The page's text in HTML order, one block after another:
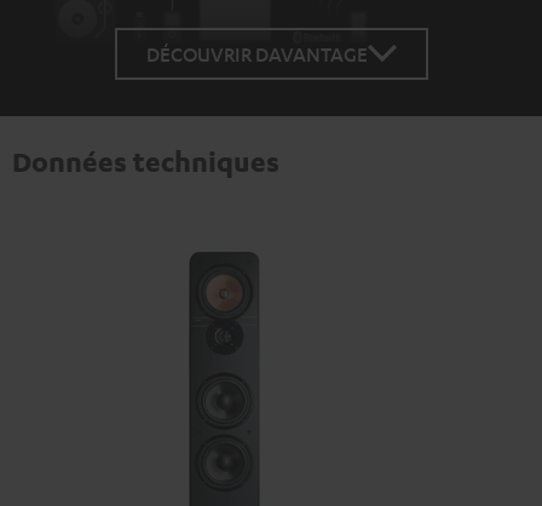
DÉCOUVRIR DAVANTAGE
Données techniques